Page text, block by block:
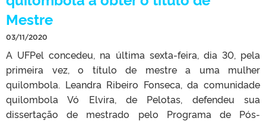
Mestre
03/11/2020
A UFPel concedeu, na última sexta-feira, dia 30, pela
primeira vez, o título de mestre a uma mulher
quilombola. Leandra Ribeiro Fonseca, da comunidade
quilombola Vó Elvira, de Pelotas, defendeu sua
dissertação de mestrado pelo Programa de Pós-